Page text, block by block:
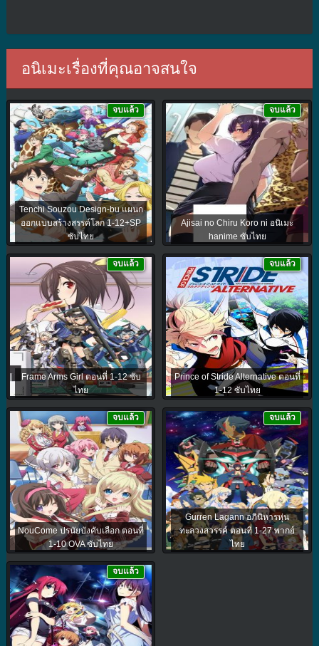
อนิเมะเรื่องที่คุณอาจสนใจ
Tenchi Souzou Design-bu แผนก
ออกแบบสร้างสรรค์โลก 1-12+SP
ซับไทย
จบแล้ว
Ajisai no Chiru Koro ni อนิเมะ
hanime ซับไทย
จบแล้ว
Frame Arms Girl ตอนที่ 1-12 ซับ
ไทย
จบแล้ว
Prince of Stride Alternative ตอนที่
1-12 ซับไทย
จบแล้ว
NouCome ปรนัยบังคับเลือก ตอนที่
1-10 OVA ซับไทย
จบแล้ว
Gurren Lagann อภินิหารหุ่น
ทะลวงสวรรค์ ตอนที่ 1-27 พากย์
ไทย
จบแล้ว
จบแล้ว